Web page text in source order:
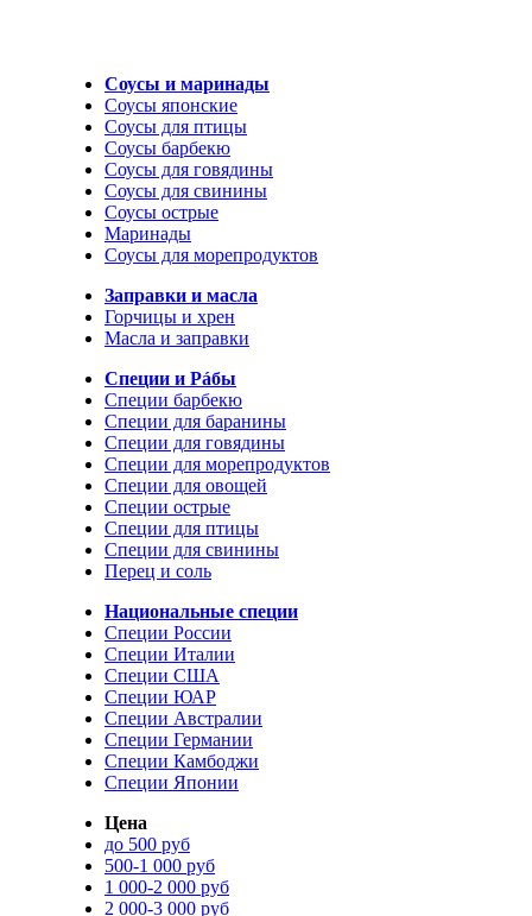
Соусы и маринады
Соусы японские
Соусы для птицы
Соусы барбекю
Соусы для говядины
Соусы для свинины
Соусы острые
Маринады
Соусы для морепродуктов
Заправки и масла
Горчицы и хрен
Масла и заправки
Специи и Рáбы
Специи барбекю
Специи для баранины
Специи для говядины
Специи для морепродуктов
Специи для овощей
Специи острые
Специи для птицы
Специи для свинины
Перец и соль
Национальные специи
Специи России
Специи Италии
Специи США
Специи ЮАР
Специи Австралии
Специи Германии
Специи Камбоджи
Специи Японии
Цена
до 500 руб
500-1 000 руб
1 000-2 000 руб
2 000-3 000 руб